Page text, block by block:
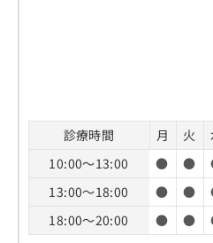
診療時間 月 火
10:00～13:00
● ●
13:00～18:00
● ●
18:00～20:00
● ●